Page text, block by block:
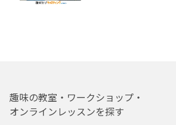
趣味の教室・ワークショップ・
オンラインレッスンを探す